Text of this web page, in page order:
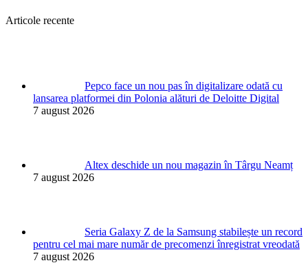
Articole recente
Pepco face un nou pas în digitalizare odată cu
lansarea platformei din Polonia alături de Deloitte Digital
7 august 2026
Altex deschide un nou magazin în Târgu Neamț
7 august 2026
Seria Galaxy Z de la Samsung stabilește un record
pentru cel mai mare număr de precomenzi înregistrat vreodată
7 august 2026